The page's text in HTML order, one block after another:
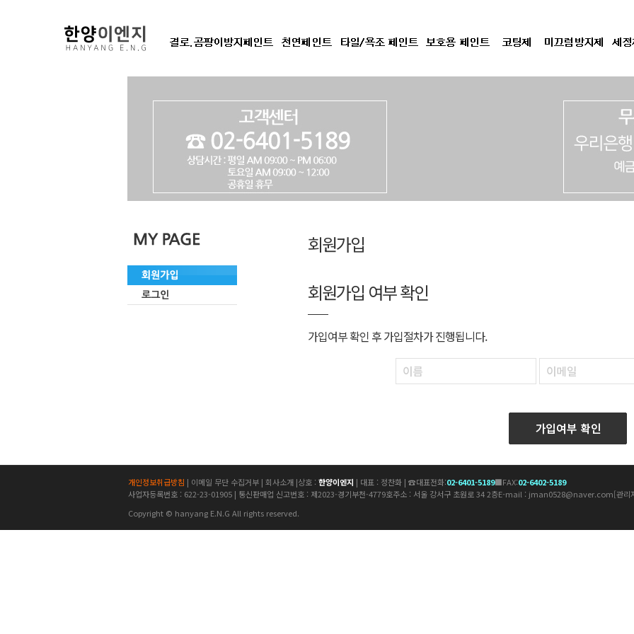
회원가입
회원가입 여부 확인
가입여부 확인 후 가입절차가 진행됩니다.
개인정보취급방침 | 이메일 무단 수집거부| 회사소개|상호 : 한양이엔지 | 대표 : 정찬화 | ☎대표전화:02-6401-5189■FAX:02-6402-5189
사업자등록번호 : 622-23-01905 | 통신판매업 신고번호 : 제2023-경기부천-4779호주소 : 서울 강서구 초원로 34 2층E-mail : jman0528@naver.com[관리
Copyright © hanyang E.N.G All rights reserved.